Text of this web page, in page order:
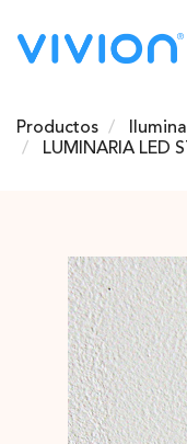
Productos
LUMINARIA LED